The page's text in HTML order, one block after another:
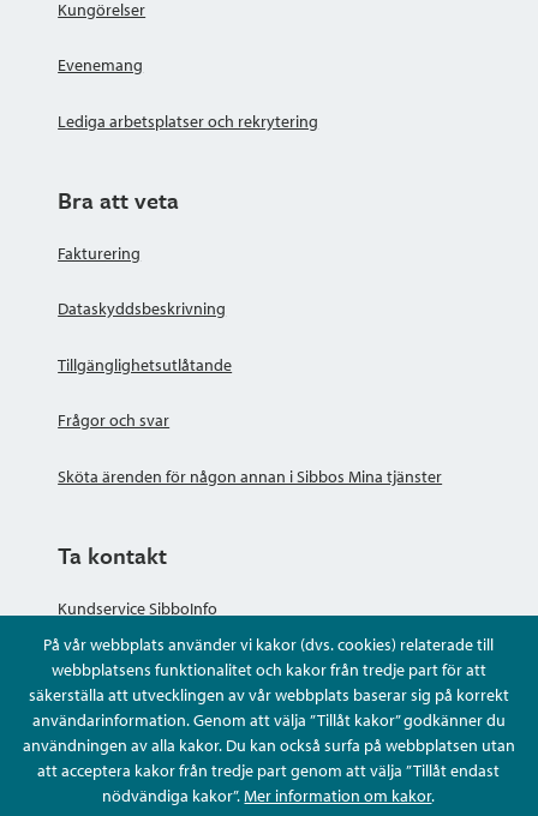
På vår webbplats använder vi kakor (dvs. cookies) relaterade till
webbplatsens funktionalitet och kakor från tredje part för att
säkerställa att utvecklingen av vår webbplats baserar sig på korrekt
användarinformation. Genom att välja ”Tillåt kakor” godkänner du
användningen av alla kakor. Du kan också surfa på webbplatsen utan
att acceptera kakor från tredje part genom att välja ”Tillåt endast
nödvändiga kakor”.Mer information om kakor.
Kungörelser
Evenemang
Lediga arbetsplatser och rekrytering
Bra att veta
Fakturering
Dataskyddsbeskrivning
Tillgänglighetsutlåtande
Frågor och svar
Sköta ärenden för någon annan i Sibbos Mina tjänster
Ta kontakt
Kundservice SibboInfo
Ge anonym respons
Ställ en fråga eller sköta ditt ärende
Kontaktuppgifter